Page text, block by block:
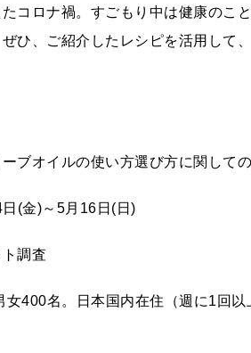
コロナ禍。すごもり中は健康のこ
ひ、ご紹介したレシピを活用して
ーブオイルの使い方選び方に関して
(金)～5月16日(日)
調査
女400名。日本国内在住（週に1回